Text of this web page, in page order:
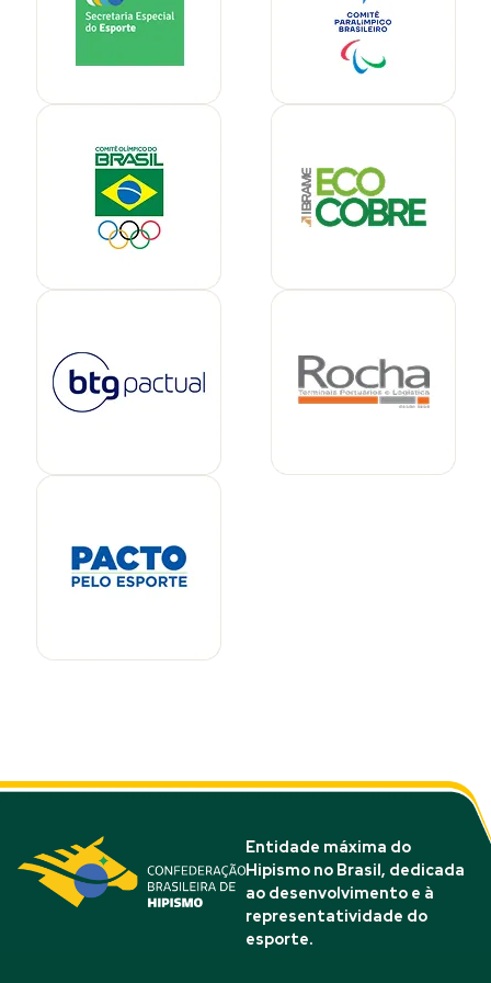
Entidade máxima do
Hipismo no Brasil, dedicada
ao desenvolvimento e à
representatividade do
esporte.